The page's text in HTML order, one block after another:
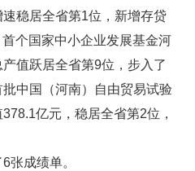
稳居全省第1位，新增存贷
个国家中小企业发展基金河
值跃居全省第9位，步入了
中国（河南）自由贸易试验
亿元，稳居全省第2位，
张成绩单。